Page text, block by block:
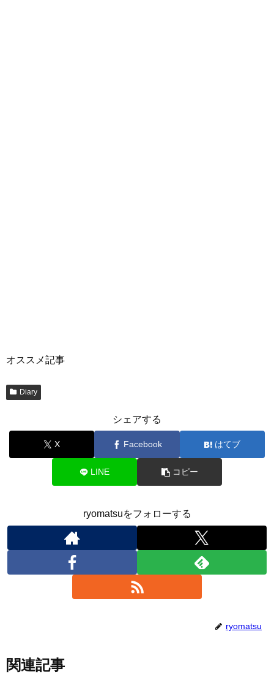
オススメ記事
Diary
シェアする
X Facebook はてブ
LINE コピー
ryomatsuをフォローする
ryomatsu
関連記事